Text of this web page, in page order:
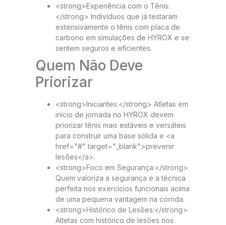
<strong>Experiência com o Tênis:
</strong> Indivíduos que já testaram
extensivamente o tênis com placa de
carbono em simulações de HYROX e se
sentem seguros e eficientes.
Quem Não Deve
Priorizar
<strong>Iniciantes:</strong> Atletas em
início de jornada no HYROX devem
priorizar tênis mais estáveis e versáteis
para construir uma base sólida e <a
href="#" target="_blank">prevenir
lesões</a>.
<strong>Foco em Segurança:</strong>
Quem valoriza a segurança e a técnica
perfeita nos exercícios funcionais acima
de uma pequena vantagem na corrida.
<strong>Histórico de Lesões:</strong>
Atletas com histórico de lesões nos